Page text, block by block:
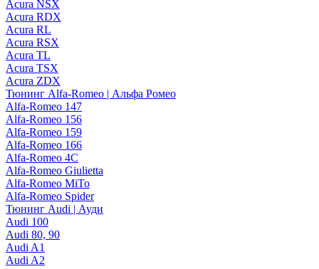
Acura NSX
Acura RDX
Acura RL
Acura RSX
Acura TL
Acura TSX
Acura ZDX
Тюнинг Alfa-Romeo | Альфа Ромео
Alfa-Romeo 147
Alfa-Romeo 156
Alfa-Romeo 159
Alfa-Romeo 166
Alfa-Romeo 4C
Alfa-Romeo Giulietta
Alfa-Romeo MiTo
Alfa-Romeo Spider
Тюнинг Audi | Ауди
Audi 100
Audi 80, 90
Audi A1
Audi A2